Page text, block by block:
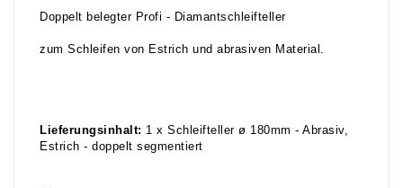
Doppelt belegter Profi - Diamantschleifteller
zum Schleifen von Estrich und abrasiven Material.
Lieferungsinhalt: 1 x Schleifteller ø 180mm - Abrasiv,
Estrich - doppelt segmentiert